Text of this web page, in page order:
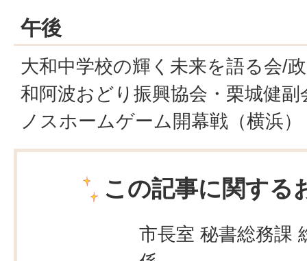
午後
大和中学校の輝く未来を語る会/
和阿波おどり振興協会・栗城健
ノスホームゲーム開幕戦（横浜）
この記事に関する
市長室 秘書総務課